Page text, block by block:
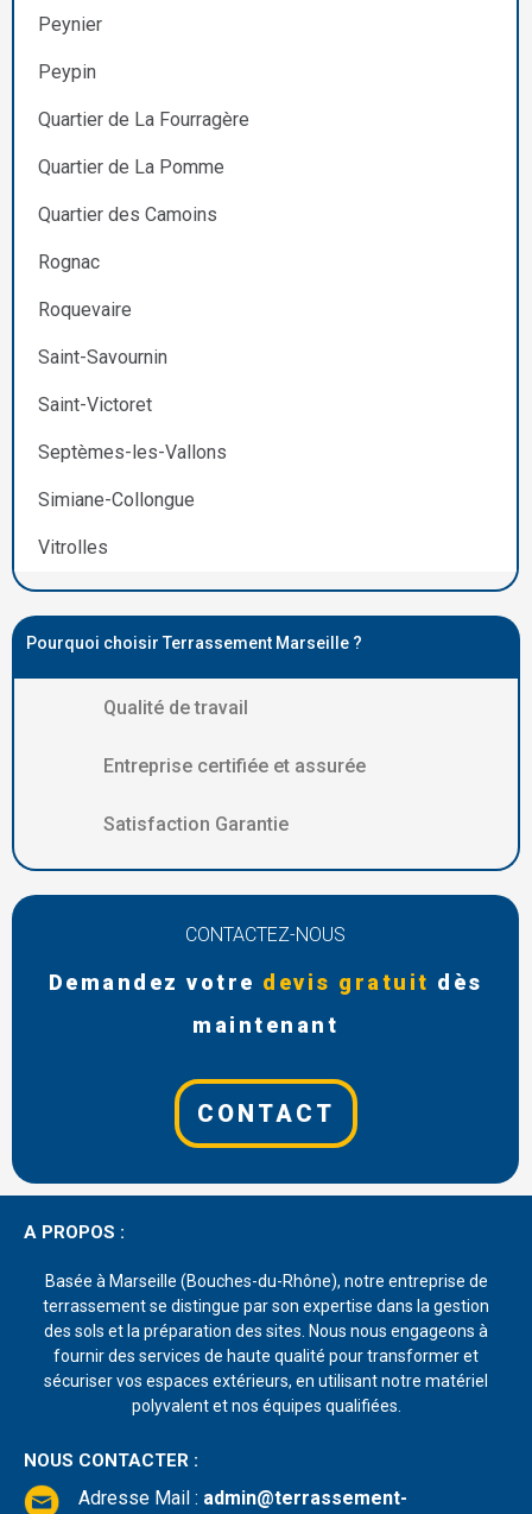
Peynier
Peypin
Quartier de La Fourragère
Quartier de La Pomme
Quartier des Camoins
Rognac
Roquevaire
Saint-Savournin
Saint-Victoret
Septèmes-les-Vallons
Simiane-Collongue
Vitrolles
Pourquoi choisir Terrassement Marseille ?
Qualité de travail
Entreprise certifiée et assurée
Satisfaction Garantie
CONTACTEZ-NOUS
Demandez votre devis gratuit dès
maintenant
CONTACT
A PROPOS :
Basée à Marseille (Bouches-du-Rhône), notre entreprise de
terrassement se distingue par son expertise dans la gestion
des sols et la préparation des sites. Nous nous engageons à
fournir des services de haute qualité pour transformer et
sécuriser vos espaces extérieurs, en utilisant notre matériel
polyvalent et nos équipes qualifiées.
NOUS CONTACTER :
Adresse Mail : admin@terrassement-